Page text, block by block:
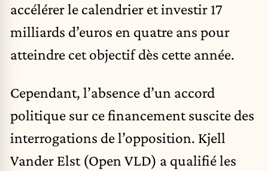
accélérer le calendrier et investir 17
milliards d’euros en quatre ans pour
atteindre cet objectif dès cette année.
Cependant, l’absence d’un accord
politique sur ce financement suscite des
interrogations de l’opposition. Kjell
Vander Elst (Open VLD) a qualifié les